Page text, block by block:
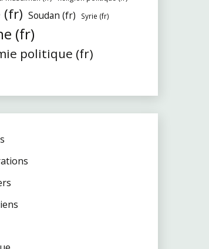
(fr) Soudan (fr) Syrie (fr)
(fr)
politique (fr)